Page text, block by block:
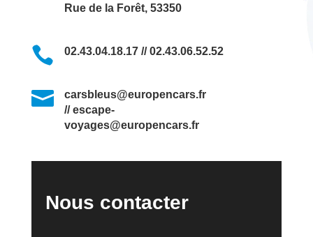
Rue de la Forêt, 53350
 02.43.04.18.17 // 02.43.06.52.52

carsbleus@europencars.fr
// escape-
voyages@europencars.fr
Nous contacter